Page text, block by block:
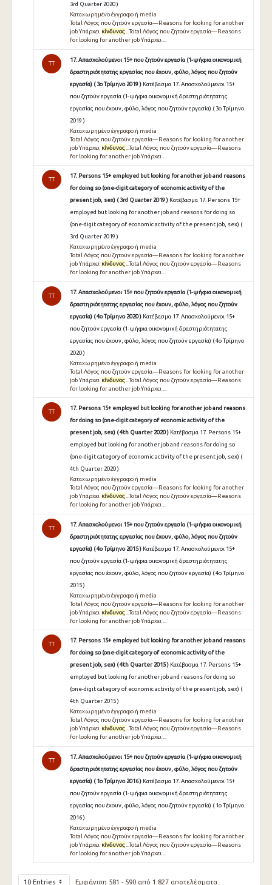
3rd Quarter 2020 )
Καταχωρημένο έγγραφο ή media
Total Λόγος που ζητούν εργασία—Reasons for looking for another
job Υπάρχει κίνδυνος...Total Λόγος που ζητούν εργασία—Reasons
for looking for another job Υπάρχει ...
TT
17. Απασχολούμενοι 15+ που ζητούν εργασία (1-ψήφια οικονομική
δραστηριότητατης εργασίας που έχουν, φύλο, λόγος που ζητούν
εργασία) ( 3ο Τρίμηνο 2019 ) Κατέβασμα 17. Απασχολούμενοι 15+
που ζητούν εργασία (1-ψήφια οικονομική δραστηριότητατης
εργασίας που έχουν, φύλο, λόγος που ζητούν εργασία) ( 3ο Τρίμηνο
2019 )
Καταχωρημένο έγγραφο ή media
Total Λόγος που ζητούν εργασία—Reasons for looking for another
job Υπάρχει κίνδυνος ...Total Λόγος που ζητούν εργασία—Reasons
for looking for another job Υπάρχει ...
TT
17. Persons 15+ employed but looking for another job and reasons
for doing so (one-digit category of economic activity of the
present job, sex) ( 3rd Quarter 2019 ) Κατέβασμα 17. Persons 15+
employed but looking for another job and reasons for doing so
(one-digit category of economic activity of the present job, sex) (
3rd Quarter 2019 )
Καταχωρημένο έγγραφο ή media
Total Λόγος που ζητούν εργασία—Reasons for looking for another
job Υπάρχει κίνδυνος...Total Λόγος που ζητούν εργασία—Reasons
for looking for another job Υπάρχει ...
TT
17. Απασχολούμενοι 15+ που ζητούν εργασία (1-ψήφια οικονομική
δραστηριότητατης εργασίας που έχουν, φύλο, λόγος που ζητούν
εργασία) ( 4ο Τρίμηνο 2020 ) Κατέβασμα 17. Απασχολούμενοι 15+
που ζητούν εργασία (1-ψήφια οικονομική δραστηριότητατης
εργασίας που έχουν, φύλο, λόγος που ζητούν εργασία) ( 4ο Τρίμηνο
2020 )
Καταχωρημένο έγγραφο ή media
Total Λόγος που ζητούν εργασία—Reasons for looking for another
job Υπάρχει κίνδυνος ...Total Λόγος που ζητούν εργασία—Reasons
for looking for another job Υπάρχει ...
TT
17. Persons 15+ employed but looking for another job and reasons
for doing so (one-digit category of economic activity of the
present job, sex) ( 4th Quarter 2020 ) Κατέβασμα 17. Persons 15+
employed but looking for another job and reasons for doing so
(one-digit category of economic activity of the present job, sex) (
4th Quarter 2020 )
Καταχωρημένο έγγραφο ή media
Total Λόγος που ζητούν εργασία—Reasons for looking for another
job Υπάρχει κίνδυνος...Total Λόγος που ζητούν εργασία—Reasons
for looking for another job Υπάρχει ...
TT
17. Απασχολούμενοι 15+ που ζητούν εργασία (1-ψήφια οικονομική
δραστηριότητατης εργασίας που έχουν, φύλο, λόγος που ζητούν
εργασία) ( 4ο Τρίμηνο 2015 ) Κατέβασμα 17. Απασχολούμενοι 15+
που ζητούν εργασία (1-ψήφια οικονομική δραστηριότητατης
εργασίας που έχουν, φύλο, λόγος που ζητούν εργασία) ( 4ο Τρίμηνο
2015 )
Καταχωρημένο έγγραφο ή media
Total Λόγος που ζητούν εργασία—Reasons for looking for another
job Υπάρχει κίνδυνος ...Total Λόγος που ζητούν εργασία—Reasons
for looking for another job Υπάρχει ...
TT
17. Persons 15+ employed but looking for another job and reasons
for doing so (one-digit category of economic activity of the
present job, sex) ( 4th Quarter 2015 ) Κατέβασμα 17. Persons 15+
employed but looking for another job and reasons for doing so
(one-digit category of economic activity of the present job, sex) (
4th Quarter 2015 )
Καταχωρημένο έγγραφο ή media
Total Λόγος που ζητούν εργασία—Reasons for looking for another
job Υπάρχει κίνδυνος...Total Λόγος που ζητούν εργασία—Reasons
for looking for another job Υπάρχει ...
TT
17. Απασχολούμενοι 15+ που ζητούν εργασία (1-ψήφια οικονομική
δραστηριότητατης εργασίας που έχουν, φύλο, λόγος που ζητούν
εργασία) ( 1ο Τρίμηνο 2016 ) Κατέβασμα 17. Απασχολούμενοι 15+
που ζητούν εργασία (1-ψήφια οικονομική δραστηριότητατης
εργασίας που έχουν, φύλο, λόγος που ζητούν εργασία) ( 1ο Τρίμηνο
2016 )
Καταχωρημένο έγγραφο ή media
Total Λόγος που ζητούν εργασία—Reasons for looking for another
job Υπάρχει κίνδυνος ...Total Λόγος που ζητούν εργασία—Reasons
for looking for another job Υπάρχει ...
10 Entries Εμφάνιση 581 - 590 από 1.827 αποτελέσματα.